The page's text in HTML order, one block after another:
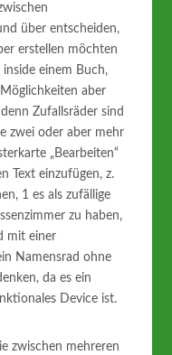
über entscheiden,
erstellen möchten
einem Buch,
aber
Zufallsräder sind
zwei oder aber mehr
„Bearbeiten“
Text einzufügen, z.
1 es als zufällige
zu haben,
mit einer
Namensrad ohne
da es ein
Device ist.
zwischen mehreren